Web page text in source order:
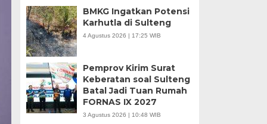
BMKG Ingatkan Potensi
Karhutla di Sulteng
4 Agustus 2026 | 17:25 WIB
Pemprov Kirim Surat
Keberatan soal Sulteng
Batal Jadi Tuan Rumah
FORNAS IX 2027
3 Agustus 2026 | 10:48 WIB